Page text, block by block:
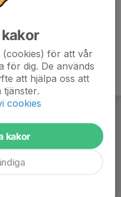
(cookies) för att vår
för dig. De används
att hjälpa oss att
cookies
kakor